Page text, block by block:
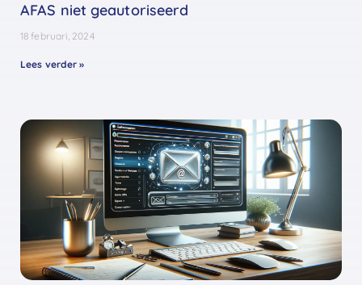
AFAS niet geautoriseerd
18 februari, 2024
Lees verder »